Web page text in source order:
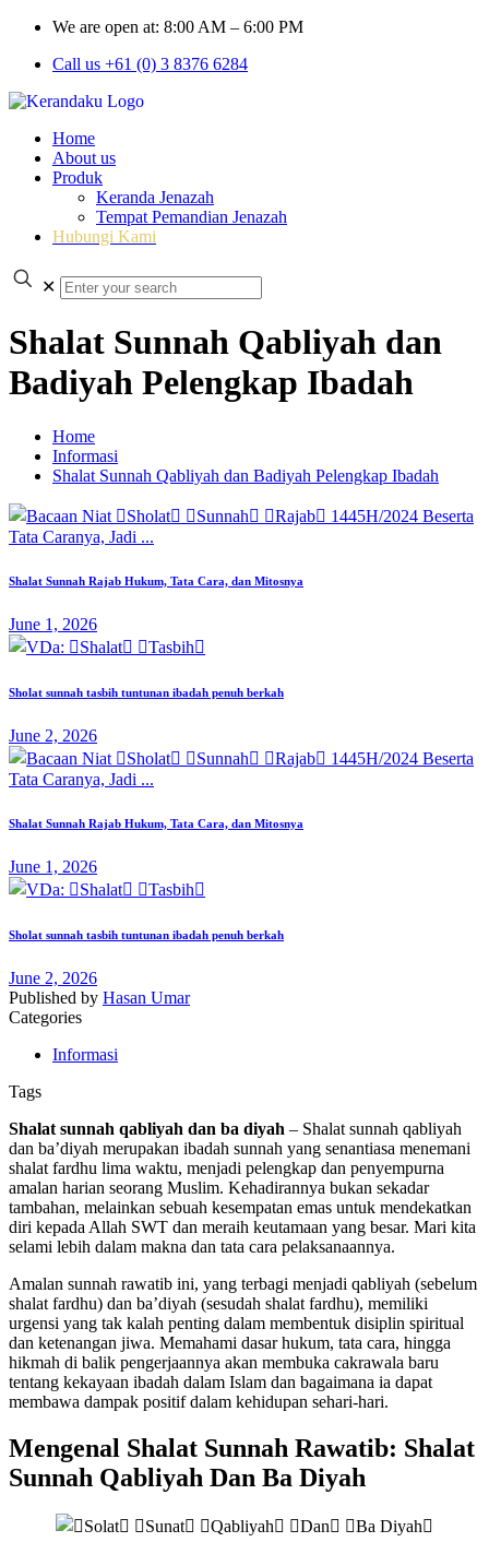
We are open at: 8:00 AM – 6:00 PM
Call us +61 (0) 3 8376 6284
Home
About us
Produk
Keranda Jenazah
Tempat Pemandian Jenazah
Hubungi Kami
✕
Shalat Sunnah Qabliyah dan
Badiyah Pelengkap Ibadah
Home
Informasi
Shalat Sunnah Qabliyah dan Badiyah Pelengkap Ibadah
Shalat Sunnah Rajab Hukum, Tata Cara, dan Mitosnya
June 1, 2026
Sholat sunnah tasbih tuntunan ibadah penuh berkah
June 2, 2026
Shalat Sunnah Rajab Hukum, Tata Cara, dan Mitosnya
June 1, 2026
Sholat sunnah tasbih tuntunan ibadah penuh berkah
June 2, 2026
Published by Hasan Umar
Categories
Informasi
Tags
Shalat sunnah qabliyah dan ba diyah – Shalat sunnah qabliyah
dan ba’diyah merupakan ibadah sunnah yang senantiasa menemani
shalat fardhu lima waktu, menjadi pelengkap dan penyempurna
amalan harian seorang Muslim. Kehadirannya bukan sekadar
tambahan, melainkan sebuah kesempatan emas untuk mendekatkan
diri kepada Allah SWT dan meraih keutamaan yang besar. Mari kita
selami lebih dalam makna dan tata cara pelaksanaannya.
Amalan sunnah rawatib ini, yang terbagi menjadi qabliyah (sebelum
shalat fardhu) dan ba’diyah (sesudah shalat fardhu), memiliki
urgensi yang tak kalah penting dalam membentuk disiplin spiritual
dan ketenangan jiwa. Memahami dasar hukum, tata cara, hingga
hikmah di balik pengerjaannya akan membuka cakrawala baru
tentang kekayaan ibadah dalam Islam dan bagaimana ia dapat
membawa dampak positif dalam kehidupan sehari-hari.
Mengenal Shalat Sunnah Rawatib: Shalat
Sunnah Qabliyah Dan Ba Diyah